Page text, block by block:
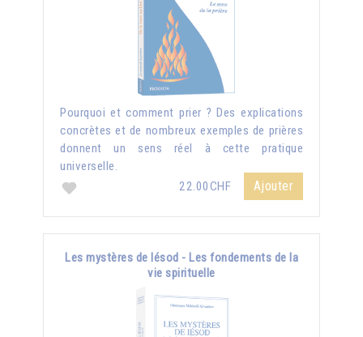
Pourquoi et comment prier ? Des explications
concrètes et de nombreux exemples de prières
donnent un sens réel à cette pratique
universelle.
22.00CHF
Ajouter
Les mystères de Iésod - Les fondements de la
vie spirituelle